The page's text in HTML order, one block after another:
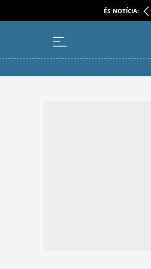
ÉS NOTÍCIA: